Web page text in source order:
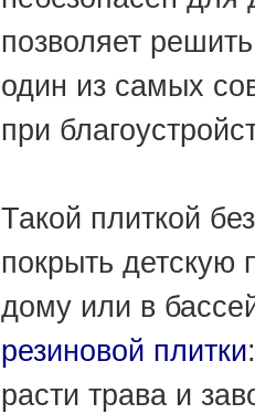
позволяет
один из самых
при
Такой плиткой
покрыть детскую
дому или в
резиновой плитки
расти трава и